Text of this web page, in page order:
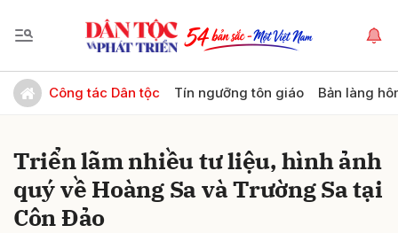
Công tác Dân tộc Tín ngưỡng tôn giáo Bản làng
Triển lãm nhiều tư liệu, hình ảnh
quý về Hoàng Sa và Trường Sa tại
Côn Đảo
Gửi bình luận